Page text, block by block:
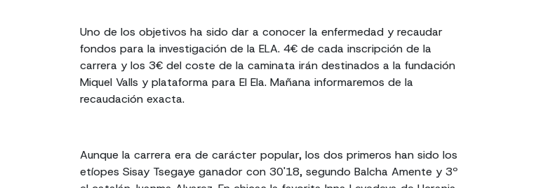
Uno de los objetivos ha sido dar a conocer la enfermedad y recaudar
fondos para la investigación de la ELA. 4€ de cada inscripción de la
carrera y los 3€ del coste de la caminata irán destinados a la fundación
Miquel Valls y plataforma para El Ela. Mañana informaremos de la
recaudación exacta.
Aunque la carrera era de carácter popular, los dos primeros han sido los
etíopes Sisay Tsegaye ganador con 30'18, segundo Balcha Amente y 3º